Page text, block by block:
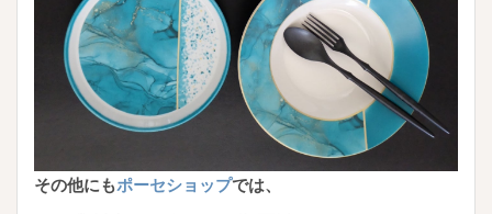
その他にもポーセショップでは、